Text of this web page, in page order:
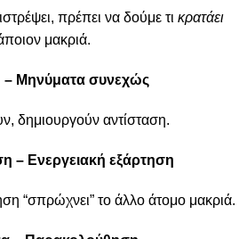
πρέπει να δούμε τι κρατάει
μακριά.
– Μηνύματα συνεχώς
δημιουργούν αντίσταση.
– Ενεργειακή εξάρτηση
“σπρώχνει” το άλλο άτομο μακριά.